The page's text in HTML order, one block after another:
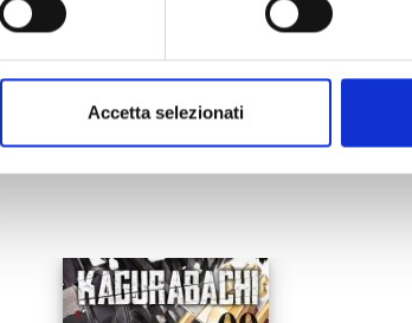
Accetta selezionati
Mostra tutto